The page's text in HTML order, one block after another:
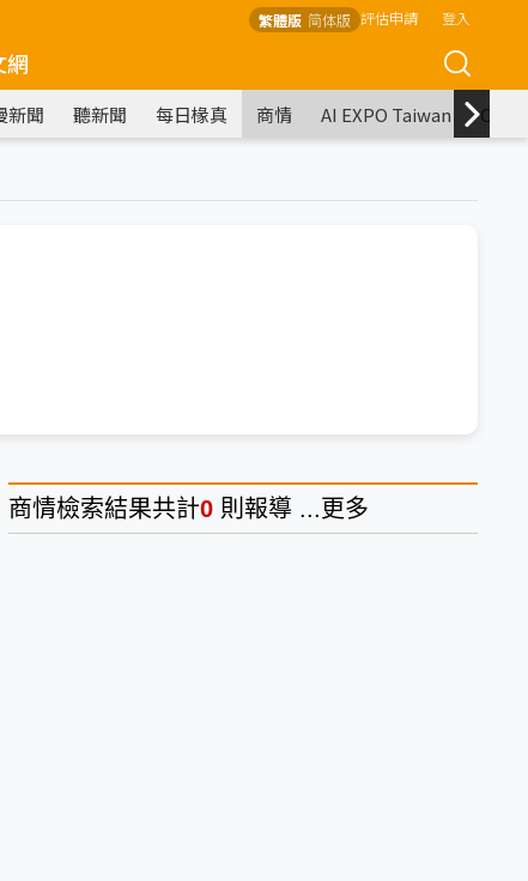
繁體版 简体版 評估申請 登入
網
新聞 聽新聞 每日椽真 商情 AI EXPO Taiwan
商情檢索結果共計0 則報導 ... 更多